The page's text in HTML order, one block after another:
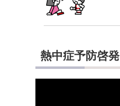
熱中症予防啓発